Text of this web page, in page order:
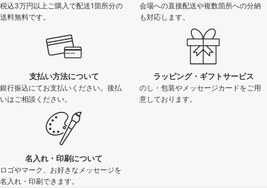
税込3万円以上ご購入で配送1箇所分の
送料無料です。
会場への直接配送や複数箇所への分納
も対応します。
支払い方法について
銀行振込にてお支払いください。後払
いはご相談ください。
ラッピング・ギフトサービス
のし・包装やメッセージカードをご用
意しております。
名入れ・印刷について
ロゴやマーク、お好きなメッセージを
名入れ・印刷できます。